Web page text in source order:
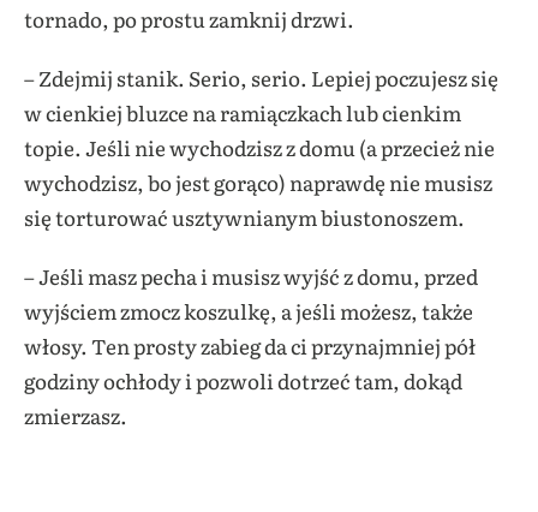
tornado, po prostu zamknij drzwi.
– Zdejmij stanik. Serio, serio. Lepiej poczujesz się
w cienkiej bluzce na ramiączkach lub cienkim
topie. Jeśli nie wychodzisz z domu (a przecież nie
wychodzisz, bo jest gorąco) naprawdę nie musisz
się torturować usztywnianym biustonoszem.
– Jeśli masz pecha i musisz wyjść z domu, przed
wyjściem zmocz koszulkę, a jeśli możesz, także
włosy. Ten prosty zabieg da ci przynajmniej pół
godziny ochłody i pozwoli dotrzeć tam, dokąd
zmierzasz.